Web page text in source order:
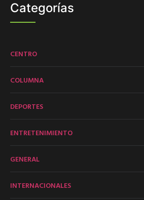
Categorías
CENTRO
COLUMNA
DEPORTES
ENTRETENIMIENTO
GENERAL
INTERNACIONALES